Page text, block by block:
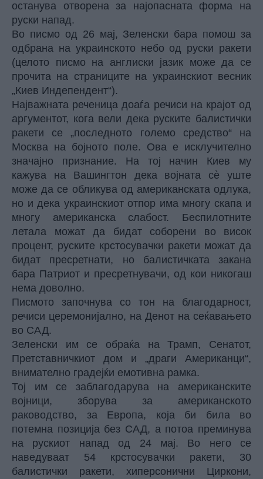
останува отворена за најопасната форма на
руски напад.
Во писмо од 26 мај, Зеленски бара помош за
одбрана на украинското небо од руски ракети
(целото писмо на англиски јазик може да се
прочита на страниците на украинскиот весник
„Киев Индепендент“).
Најважната реченица доаѓа речиси на крајот од
аргументот, кога вели дека руските балистички
ракети се „последното големо средство“ на
Москва на бојното поле. Ова е исклучително
значајно признание. На тој начин Киев му
кажува на Вашингтон дека војната сè уште
може да се обликува од американската одлука,
но и дека украинскиот отпор има многу скапа и
многу американска слабост. Беспилотните
летала можат да бидат соборени во висок
процент, руските крстосувачки ракети можат да
бидат пресретнати, но балистичката закана
бара Патриот и пресретнувачи, од кои никогаш
нема доволно.
Писмото започнува со тон на благодарност,
речиси церемонијално, на Денот на сеќавањето
во САД.
Зеленски им се обраќа на Трамп, Сенатот,
Претставничкиот дом и „драги Американци“,
внимателно градејќи емотивна рамка.
Тој им се заблагодарува на американските
војници, зборува за американското
раководство, за Европа, која би била во
потемна позиција без САД, а потоа преминува
на рускиот напад од 24 мај. Во него се
наведуваат 54 крстосувачки ракети, 30
балистички ракети, хиперсонични Циркони,